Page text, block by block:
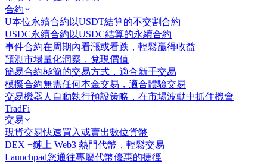
合約
U本位永續合約 以USDT結算的不交割合約
USDC永續合約 以USDC結算的永續合約
事件合約在周期內看漲或看跌，輕鬆贏得收益
預測市場量化洞察，兌現價值
簡易合約極簡的交易方式，適合新手交易
模擬合約無需任何本金交易，適合體驗交易
交易機器人 自動執行預設策略，在市場波動中抓住機會
TradFi
交易
現貨交易快速買入或賣出數位貨幣
DEX +鏈上 Web3 熱門代幣，輕鬆交易
Launchpad您通往專屬代幣優惠的捷徑